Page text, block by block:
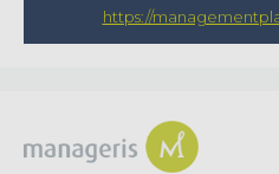
https://